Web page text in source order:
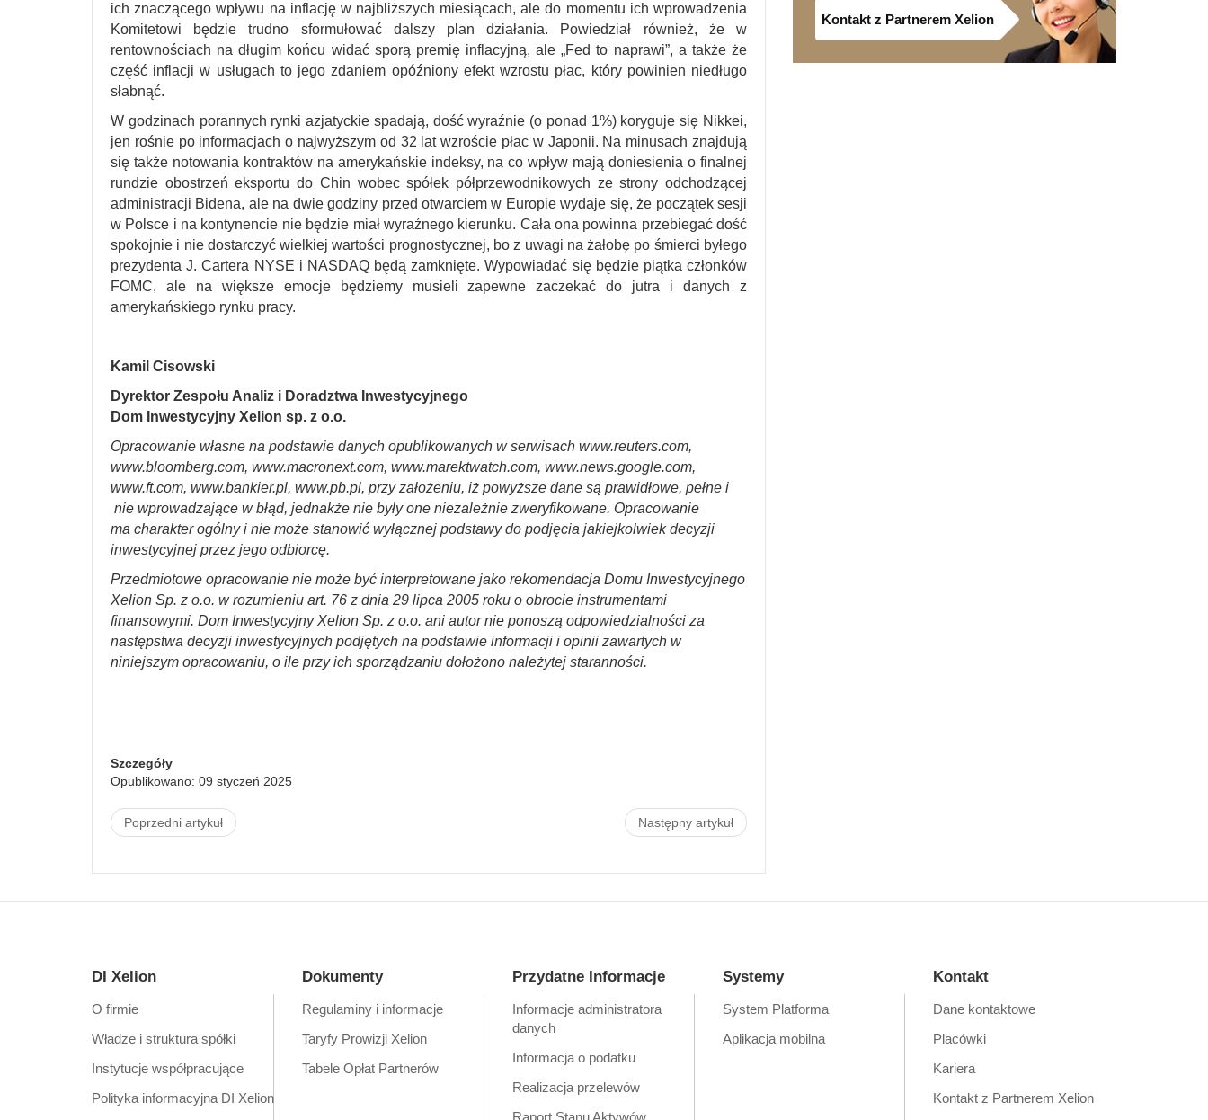
ich znaczącego wpływu na inflację w najbliższych miesiącach, ale do momentu ich wprowadzenia
Komitetowi będzie trudno sformułować dalszy plan działania. Powiedział również, że w
rentownościach na długim końcu widać sporą premię inflacyjną, ale „Fed to naprawi”, a także że
część inflacji w usługach to jego zdaniem opóźniony efekt wzrostu płac, który powinien niedługo
słabnąć.
W godzinach porannych rynki azjatyckie spadają, dość wyraźnie (o ponad 1%) koryguje się Nikkei,
jen rośnie po informacjach o najwyższym od 32 lat wzroście płac w Japonii. Na minusach znajdują
się także notowania kontraktów na amerykańskie indeksy, na co wpływ mają doniesienia o finalnej
rundzie obostrzeń eksportu do Chin wobec spółek półprzewodnikowych ze strony odchodzącej
administracji Bidena, ale na dwie godziny przed otwarciem w Europie wydaje się, że początek sesji
w Polsce i na kontynencie nie będzie miał wyraźnego kierunku. Cała ona powinna przebiegać dość
spokojnie i nie dostarczyć wielkiej wartości prognostycznej, bo z uwagi na żałobę po śmierci byłego
prezydenta J. Cartera NYSE i NASDAQ będą zamknięte. Wypowiadać się będzie piątka członków
FOMC, ale na większe emocje będziemy musieli zapewne zaczekać do jutra i danych z
amerykańskiego rynku pracy.
Kamil Cisowski
Dyrektor Zespołu Analiz i Doradztwa Inwestycyjnego
Dom Inwestycyjny Xelion sp. z o.o.
Opracowanie własne na podstawie danych opublikowanych w serwisach www.reuters.com,
www.bloomberg.com, www.macronext.com, www.marektwatch.com, www.news.google.com,
www.ft.com, www.bankier.pl, www.pb.pl, przy założeniu, iż powyższe dane są prawidłowe, pełne i
nie wprowadzające w błąd, jednakże nie były one niezależnie zweryfikowane. Opracowanie
ma charakter ogólny i nie może stanowić wyłącznej podstawy do podjęcia jakiejkolwiek decyzji
inwestycyjnej przez jego odbiorcę.
Przedmiotowe opracowanie nie może być interpretowane jako rekomendacja Domu Inwestycyjnego
Xelion Sp. z o.o. w rozumieniu art. 76 z dnia 29 lipca 2005 roku o obrocie instrumentami
finansowymi. Dom Inwestycyjny Xelion Sp. z o.o. ani autor nie ponoszą odpowiedzialności za
następstwa decyzji inwestycyjnych podjętych na podstawie informacji i opinii zawartych w
niniejszym opracowaniu, o ile przy ich sporządzaniu dołożono należytej staranności.
Szczegóły
Opublikowano: 09 styczeń 2025
Poprzedni artykuł Następny artykuł
Kontakt z Partnerem Xelion
DI Xelion
O firmie
Władze i struktura spółki
Instytucje współpracujące
Polityka informacyjna DI Xelion
Dokumenty
Regulaminy i informacje
Taryfy Prowizji Xelion
Tabele Opłat Partnerów
Przydatne Informacje
Informacje administratora
danych
Informacja o podatku
Realizacja przelewów
Raport Stanu Aktywów
Systemy
System Platforma
Aplikacja mobilna
Kontakt
Dane kontaktowe
Placówki
Kariera
Kontakt z Partnerem Xelion